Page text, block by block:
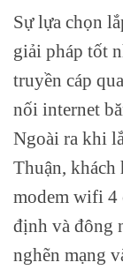
Sự lựa chọn
giải pháp tốt
truyền cáp
nối internet
Ngoài ra khi
Thuận, khách
modem wifi 4
định và đông
nghẽn mạng